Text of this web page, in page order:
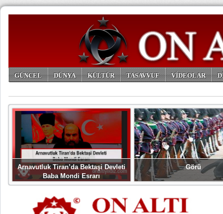
GÜNCEL DÜNYA KÜLTÜR TASAVVUF VİDEOLAR
Arnavutluk Tiran’da Bektaşi Devleti
Baba Mondi Esrarı
Görü